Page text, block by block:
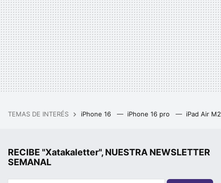
TEMAS DE INTERÉS iPhone 16 iPhone 16 pro iPad Air
RECIBE "Xatakaletter", NUESTRA NEWSLETTER
SEMANAL